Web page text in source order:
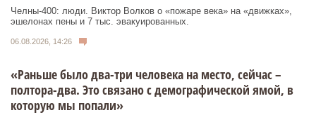
Челны-400: люди. Виктор Волков о «пожаре века» на «движках»,
эшелонах пены и 7 тыс. эвакуированных.
06.08.2026, 14:26
«Раньше было два-три человека на место, сейчас –
полтора-два. Это связано с демографической ямой, в
которую мы попали»